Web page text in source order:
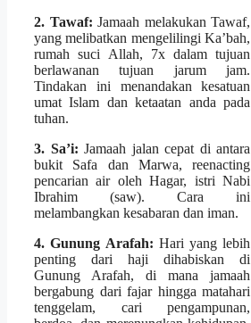
2. Tawaf: Jamaah melakukan Tawaf,
yang melibatkan mengelilingi Ka’bah,
rumah suci Allah, 7x dalam tujuan
berlawanan tujuan jarum jam.
Tindakan ini menandakan kesatuan
umat Islam dan ketaatan anda pada
tuhan.
3. Sa’i: Jamaah jalan cepat di antara
bukit Safa dan Marwa, reenacting
pencarian air oleh Hagar, istri Nabi
Ibrahim (saw). Cara ini
melambangkan kesabaran dan iman.
4. Gunung Arafah: Hari yang lebih
penting dari haji dihabiskan di
Gunung Arafah, di mana jamaah
bergabung dari fajar hingga matahari
tenggelam, cari pengampunan,